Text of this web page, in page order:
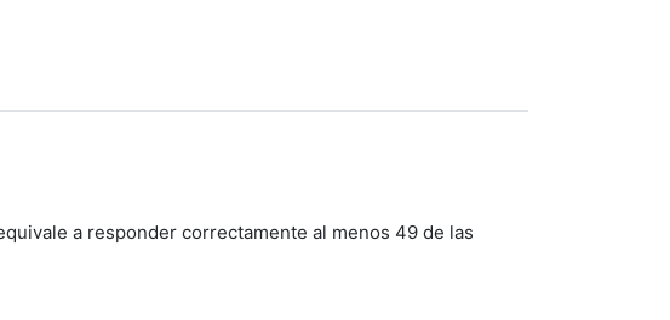
a responder correctamente al menos 49 de las